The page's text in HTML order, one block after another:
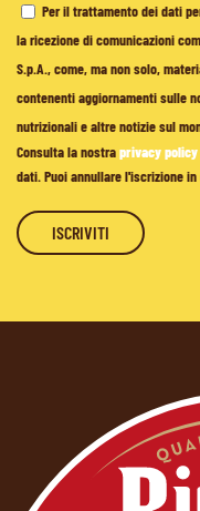
Per il trattamento dei dati
la ricezione di comunicazioni
S.p.A., come, ma non solo,
contenenti aggiornamenti sulle
nutrizionali e altre notizie sul
Consulta la nostraprivacy policy
dati. Puoi annullare l'iscrizione